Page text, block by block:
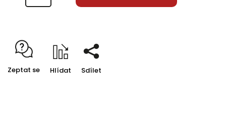
Zeptat se Hlídat Sdílet